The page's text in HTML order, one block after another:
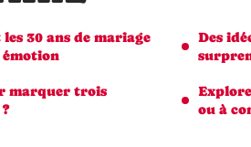
30 ans de mariage
marquer trois
Des
ou à